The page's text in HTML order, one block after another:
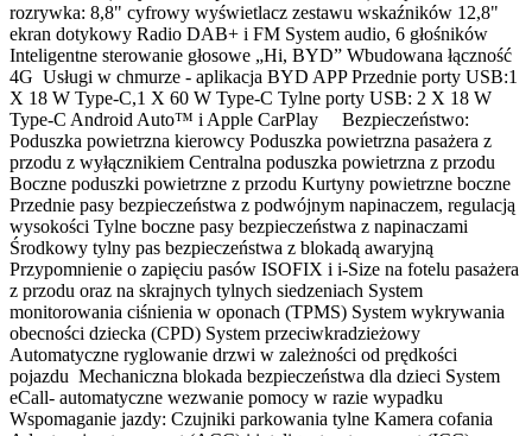
rozrywka: 8,8" cyfrowy wyświetlacz zestawu wskaźników 12,8"
ekran dotykowy Radio DAB+ i FM System audio, 6 głośników
Inteligentne sterowanie głosowe „Hi, BYD” Wbudowana łączność
4G Usługi w chmurze - aplikacja BYD APP Przednie porty USB:1
X 18 W Type-C,1 X 60 W Type-C Tylne porty USB: 2 X 18 W
Type-C Android Auto™ i Apple CarPlay Bezpieczeństwo:
Poduszka powietrzna kierowcy Poduszka powietrzna pasażera z
przodu z wyłącznikiem Centralna poduszka powietrzna z przodu
Boczne poduszki powietrzne z przodu Kurtyny powietrzne boczne
Przednie pasy bezpieczeństwa z podwójnym napinaczem, regulacją
wysokości Tylne boczne pasy bezpieczeństwa z napinaczami
Środkowy tylny pas bezpieczeństwa z blokadą awaryjną
Przypomnienie o zapięciu pasów ISOFIX i i-Size na fotelu pasażera
z przodu oraz na skrajnych tylnych siedzeniach System
monitorowania ciśnienia w oponach (TPMS) System wykrywania
obecności dziecka (CPD) System przeciwkradzieżowy
Automatyczne ryglowanie drzwi w zależności od prędkości
pojazdu Mechaniczna blokada bezpieczeństwa dla dzieci System
eCall- automatyczne wezwanie pomocy w razie wypadku
Wspomaganie jazdy: Czujniki parkowania tylne Kamera cofania